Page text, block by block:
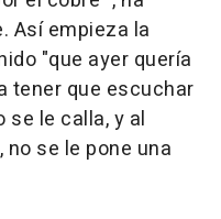
Así empieza la
"que ayer quería
tener que escuchar
se le calla, y al
no se le pone una